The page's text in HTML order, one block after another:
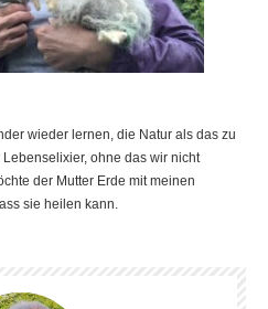
wieder lernen, die Natur als das zu
ohne das wir nicht
der Mutter Erde mit meinen
sie heilen kann.